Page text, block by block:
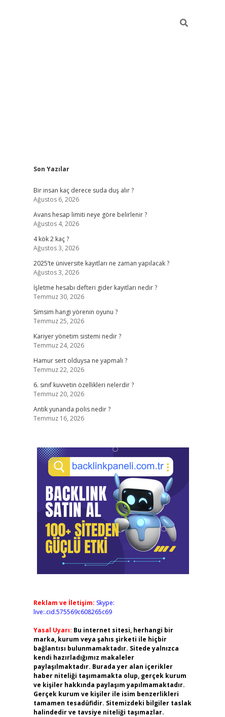
Sidebar
Son Yazılar
Bir insan kaç derece suda duş alır ?
Ağustos 6, 2026
Avans hesap limiti neye göre belirlenir ?
Ağustos 4, 2026
4 kök 2 kaç ?
Ağustos 3, 2026
2025’te üniversite kayıtları ne zaman yapılacak ?
Ağustos 3, 2026
İşletme hesabı defteri gider kayıtları nedir ?
Temmuz 30, 2026
Simsim hangi yörenin oyunu ?
Temmuz 25, 2026
Kariyer yönetim sistemi nedir ?
Temmuz 24, 2026
Hamur sert olduysa ne yapmalı ?
Temmuz 22, 2026
6. sınıf kuvvetin özellikleri nelerdir ?
Temmuz 20, 2026
Antik yunanda polis nedir ?
Temmuz 16, 2026
Reklam ve İletişim: Skype:
live:.cid.575569c608265c69
Yasal Uyarı: Bu internet sitesi, herhangi bir
marka, kurum veya şahıs şirketi ile hiçbir
bağlantısı bulunmamaktadır. Sitede yalnızca
kendi hazırladığımız makaleler
paylaşılmaktadır. Burada yer alan içerikler
haber niteliği taşımamakta olup, gerçek kurum
ve kişiler hakkında paylaşım yapılmamaktadır.
Gerçek kurum ve kişiler ile isim benzerlikleri
tamamen tesadüfidir. Sitemizdeki bilgiler taslak
halindedir ve tavsiye niteliği taşımazlar.